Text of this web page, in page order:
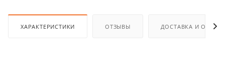
ХАРАКТЕРИСТИКИ ОТЗЫВЫ ДОСТАВКА И